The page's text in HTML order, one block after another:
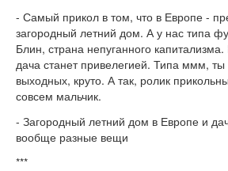
- Самый прикол в том, что в Европе -
загородный летний дом. А у нас типа
Блин, страна непуганного
дача станет привелегией. Типа ммм,
выходных, круто. А так, ролик
совсем мальчик.
- Загородный летний дом в Европе и
вообще разные вещи
***